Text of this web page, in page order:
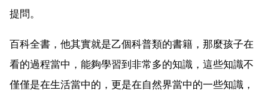
提問。
百科全書，他其實就是乙個科普類的書籍，那麼孩子在
看的過程當中，能夠學習到非常多的知識，這些知識不
僅僅是在生活當中的，更是在自然界當中的一些知識，